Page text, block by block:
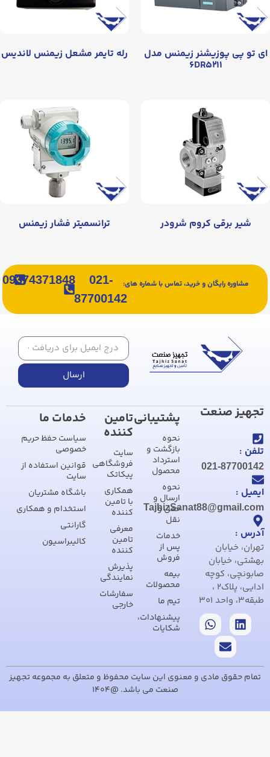
ای تو پی پوزیشنر زیمنس مدل
۶DR۵۲۱۱
رله تایمر مشعل زیمنس لاندیس
شیر برقی کروم شرودر ترانسمیتر فشار زیمنس
مشاوره رایگان و خرید، تماس با شماره های:
021-
87700142
09374371848
ارسال
تجهیز صنعت
تلفن :
021-87700142
ایمیل :
TajhizSanat88@gmail.com
آدرس :
تهران، خیابان
بهشتی، خیابان
صابونچی، کوچه
ادایی، پلاک2 ،
طبقه3، واحد 301
پشتیبانی
نحوه
بازگشت و
استرداد
محصول
نحوه
ارسال و
حمل و
نقل
خدمات
پس از
فروش
بیمه
محصولات
تیم ما
پیشنهادات،
شکایات
تامین
کننده
سایت
فروشگاهی
پیکاتک
همکاری
با تامین
کننده
معرفی
تامین
کننده
پذیرش
نمایندگی
سفارشات
خارجی
خدمات ما
سیاست حفظ حریم
خصوصی
قوانین استفاده از
سایت
باشگاه مشتریان
استخدام و همکاری
گارانتی
کالیبراسیون
تمام حقوق مادی و معنوی این سایت محفوظ و متعلق به مجموعه تجهیز
صنعت می باشد. @1404